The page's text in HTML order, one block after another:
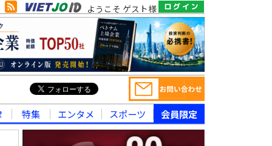
ようこそ ゲスト様
特集 エンタメ スポーツ 会員限定